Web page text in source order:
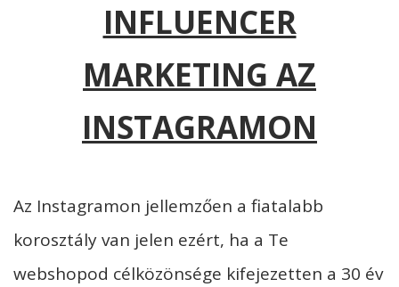
INFLUENCER
MARKETING AZ
INSTAGRAMON
Az Instagramon jellemzően a fiatalabb
korosztály van jelen ezért, ha a Te
webshopod célközönsége kifejezetten a 30 év